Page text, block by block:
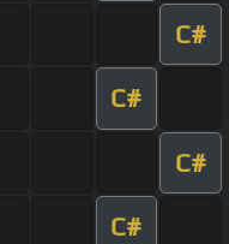
C#
C#
C#
C#